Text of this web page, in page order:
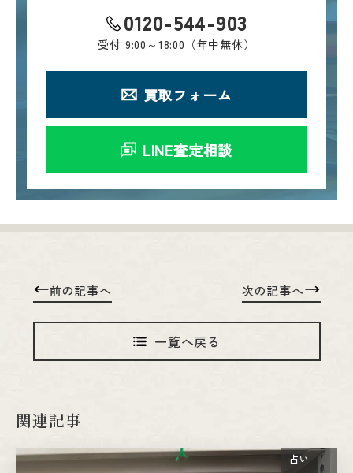
0120-544-903
受付 9:00～18:00（年中無休）
買取フォーム
LINE査定相談
前の記事へ
一覧へ戻る
次の記事へ
関連記事
占い